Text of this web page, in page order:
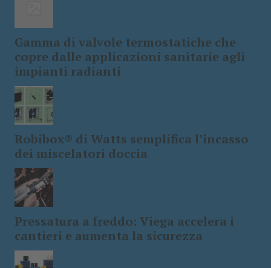
Gamma di valvole termostatiche che
copre dalle applicazioni sanitarie agli
impianti radianti
Robibox® di Watts semplifica l’incasso
dei miscelatori doccia
Pressatura a freddo: Viega accelera i
cantieri e aumenta la sicurezza